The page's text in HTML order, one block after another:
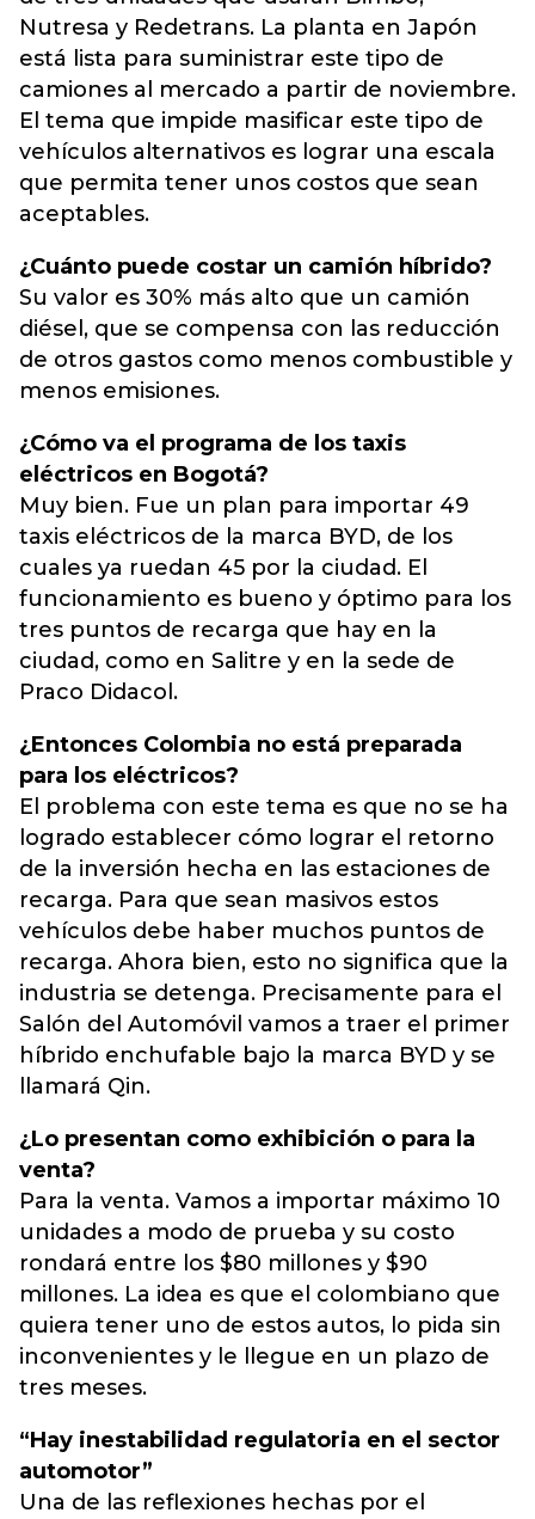
Nutresa y Redetrans. La planta en Japón
está lista para suministrar este tipo de
camiones al mercado a partir de noviembre.
El tema que impide masificar este tipo de
vehículos alternativos es lograr una escala
que permita tener unos costos que sean
aceptables.
¿Cuánto puede costar un camión híbrido?
Su valor es 30% más alto que un camión
diésel, que se compensa con las reducción
de otros gastos como menos combustible y
menos emisiones.
¿Cómo va el programa de los taxis
eléctricos en Bogotá?
Muy bien. Fue un plan para importar 49
taxis eléctricos de la marca BYD, de los
cuales ya ruedan 45 por la ciudad. El
funcionamiento es bueno y óptimo para los
tres puntos de recarga que hay en la
ciudad, como en Salitre y en la sede de
Praco Didacol.
¿Entonces Colombia no está preparada
para los eléctricos?
El problema con este tema es que no se ha
logrado establecer cómo lograr el retorno
de la inversión hecha en las estaciones de
recarga. Para que sean masivos estos
vehículos debe haber muchos puntos de
recarga. Ahora bien, esto no significa que la
industria se detenga. Precisamente para el
Salón del Automóvil vamos a traer el primer
híbrido enchufable bajo la marca BYD y se
llamará Qin.
¿Lo presentan como exhibición o para la
venta?
Para la venta. Vamos a importar máximo 10
unidades a modo de prueba y su costo
rondará entre los $80 millones y $90
millones. La idea es que el colombiano que
quiera tener uno de estos autos, lo pida sin
inconvenientes y le llegue en un plazo de
tres meses.
“Hay inestabilidad regulatoria en el sector
automotor”
Una de las reflexiones hechas por el